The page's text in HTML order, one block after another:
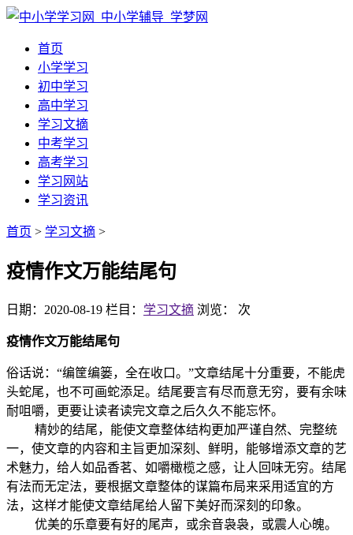
首页
小学学习
初中学习
高中学习
学习文摘
中考学习
高考学习
学习网站
学习资讯
首页 > 学习文摘 >
疫情作文万能结尾句
日期：2020-08-19 栏目： 学习文摘 浏览： 次
疫情作文万能结尾句
俗话说：“编筐编篓，全在收口。”文章结尾十分重要，不能虎
头蛇尾，也不可画蛇添足。结尾要言有尽而意无穷，要有余味
耐咀嚼，更要让读者读完文章之后久久不能忘怀。
精妙的结尾，能使文章整体结构更加严谨自然、完整统
一，使文章的内容和主旨更加深刻、鲜明，能够增添文章的艺
术魅力，给人如品香茗、如嚼橄榄之感，让人回味无穷。结尾
有法而无定法，要根据文章整体的谋篇布局来采用适宜的方
法，这样才能使文章结尾给人留下美好而深刻的印象。
优美的乐章要有好的尾声，或余音袅袅，或震人心魄。